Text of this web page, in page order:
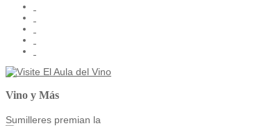
Vino y Más
Sumilleres premian la